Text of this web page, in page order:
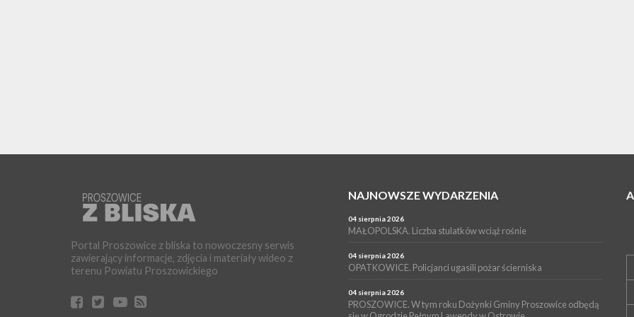
Portal Proszowice z bliska to nowoczesny serwis
zawierający informacje, zdjęcia i materiały wideo z
terenu Powiatu Proszowickiego
NAJNOWSZE WYDARZENIA
04 sierpnia 2026
MAŁOPOLSKA. Liczba stulatków wciąż rośnie
04 sierpnia 2026
OPATKOWICE. Policjanci ugasili pożar ścierniska
04 sierpnia 2026
PROSZOWICE. W tym roku Dożynki Gminy Proszowice odbędą